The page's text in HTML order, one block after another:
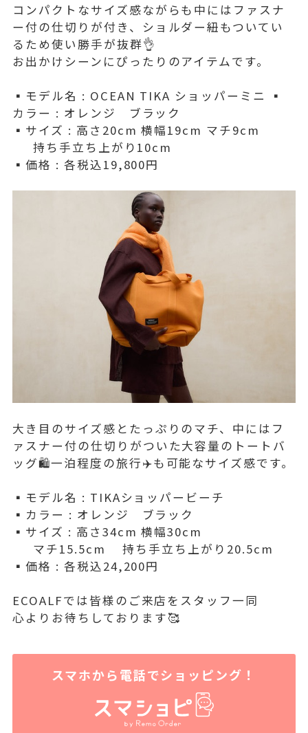
コンパクトなサイズ感ながらも中にはファスナ
ー付の仕切りが付き、ショルダー紐もついてい
るため使い勝手が抜群👌
お出かけシーンにぴったりのアイテムです。
▪️モデル名 : OCEAN TIKA ショッパーミニ ▪️
カラー : オレンジ ブラック
▪️サイズ : 高さ20cm 横幅19cm マチ9cm
持ち手立ち上がり10cm
▪️価格 : 各税込19,800円
大き目のサイズ感とたっぷりのマチ、中にはフ
ァスナー付の仕切りがついた大容量のトートバ
ッグ🛍️一泊程度の旅行✈️も可能なサイズ感です。
▪️モデル名 : TIKAショッパービーチ
▪️カラー : オレンジ ブラック
▪️サイズ : 高さ34cm 横幅30cm
マチ15.5cm 持ち手立ち上がり20.5cm
▪️価格 : 各税込24,200円
ECOALFでは皆様のご来店をスタッフ一同
心よりお待ちしております🥰
スマホから電話でショッピング！